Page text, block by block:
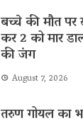
बच्चे की मौत
कर 2 को मार
की जंग
August 7, 2026
तरुण गोयल का